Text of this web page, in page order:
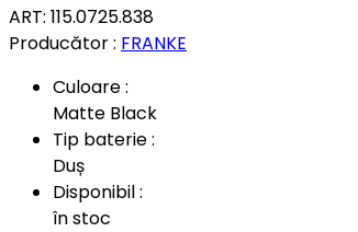
ART: 115.0725.838
Producător : FRANKE
Culoare :
Matte Black
Tip baterie :
Duș
Disponibil :
în stoc